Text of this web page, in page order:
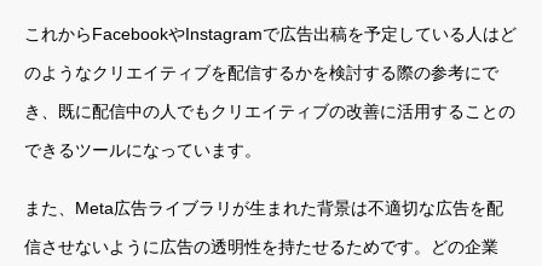
これからFacebookやInstagramで広告出稿を予定している人はど
のようなクリエイティブを配信するかを検討する際の参考にで
き、既に配信中の人でもクリエイティブの改善に活用することの
できるツールになっています。
また、Meta広告ライブラリが生まれた背景は不適切な広告を配
信させないように広告の透明性を持たせるためです。どの企業